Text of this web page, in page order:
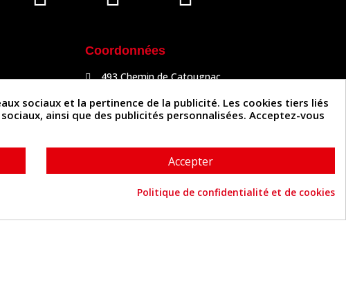
Coordonnées
493 Chemin de Catougnac
05 63 34 51 88
contact@cuirenstock.com
sociaux et la pertinence de la publicité. Les cookies tiers liés
ainsi que des publicités personnalisées. Acceptez-vous
Accepter
Politique de confidentialité et de cookies